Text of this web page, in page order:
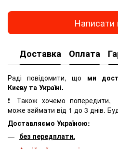
Написати
Доставка Оплата
Раді повідомити, що ми
Києву та Україні.
❗ Також хочемо
може займати від 1 до 3 днів.
Доставляємо Україною:
без передплати.